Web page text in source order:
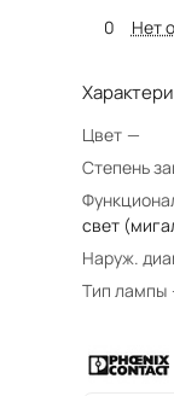
0 Нет
Цвет —
Степень
свет
Наруж.
Тип лампы